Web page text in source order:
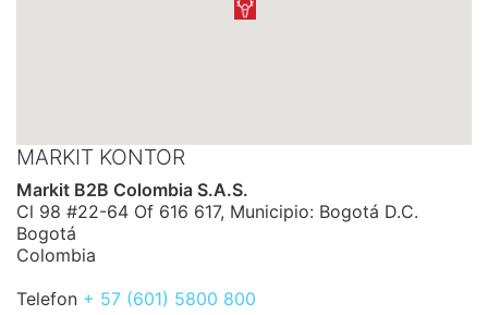
MARKIT KONTOR
Markit B2B Colombia S.A.S.
Cl 98 #22-64 Of 616 617, Municipio: Bogotá D.C.
Bogotá
Colombia
Telefon + 57 (601) 5800 800